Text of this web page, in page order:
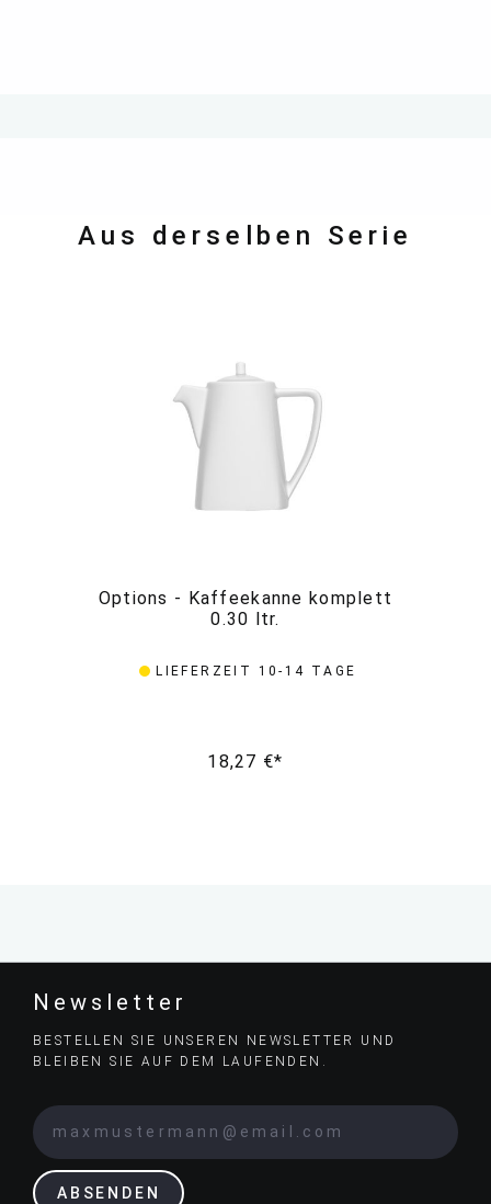
Aus derselben Serie
Options - Kaffeekanne komplett
0.30 ltr.
LIEFERZEIT 10-14 TAGE
18,27 €*
Newsletter
BESTELLEN SIE UNSEREN NEWSLETTER UND
BLEIBEN SIE AUF DEM LAUFENDEN.
ABSENDEN